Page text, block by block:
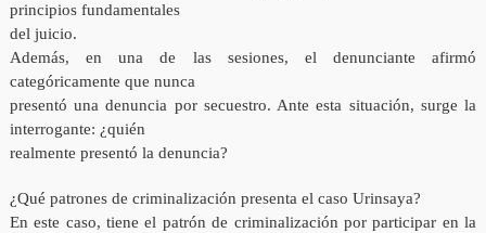
principios fundamentales
del juicio.
Además, en una de las sesiones, el denunciante afirmó
categóricamente que nunca
presentó una denuncia por secuestro. Ante esta situación, surge la
interrogante: ¿quién
realmente presentó la denuncia?
¿Qué patrones de criminalización presenta el caso Urinsaya?
En este caso, tiene el patrón de criminalización por participar en la